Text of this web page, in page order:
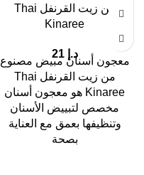
من زيت القرنفل Thai
Kinaree
د.إ 21
معجون أسنان مبيض مصنوع
من زيت القرنفل Thai
Kinaree هو معجون أسنان
مخصص لتبييض الأسنان
وتنظيفها بعمق مع العناية
بصحة